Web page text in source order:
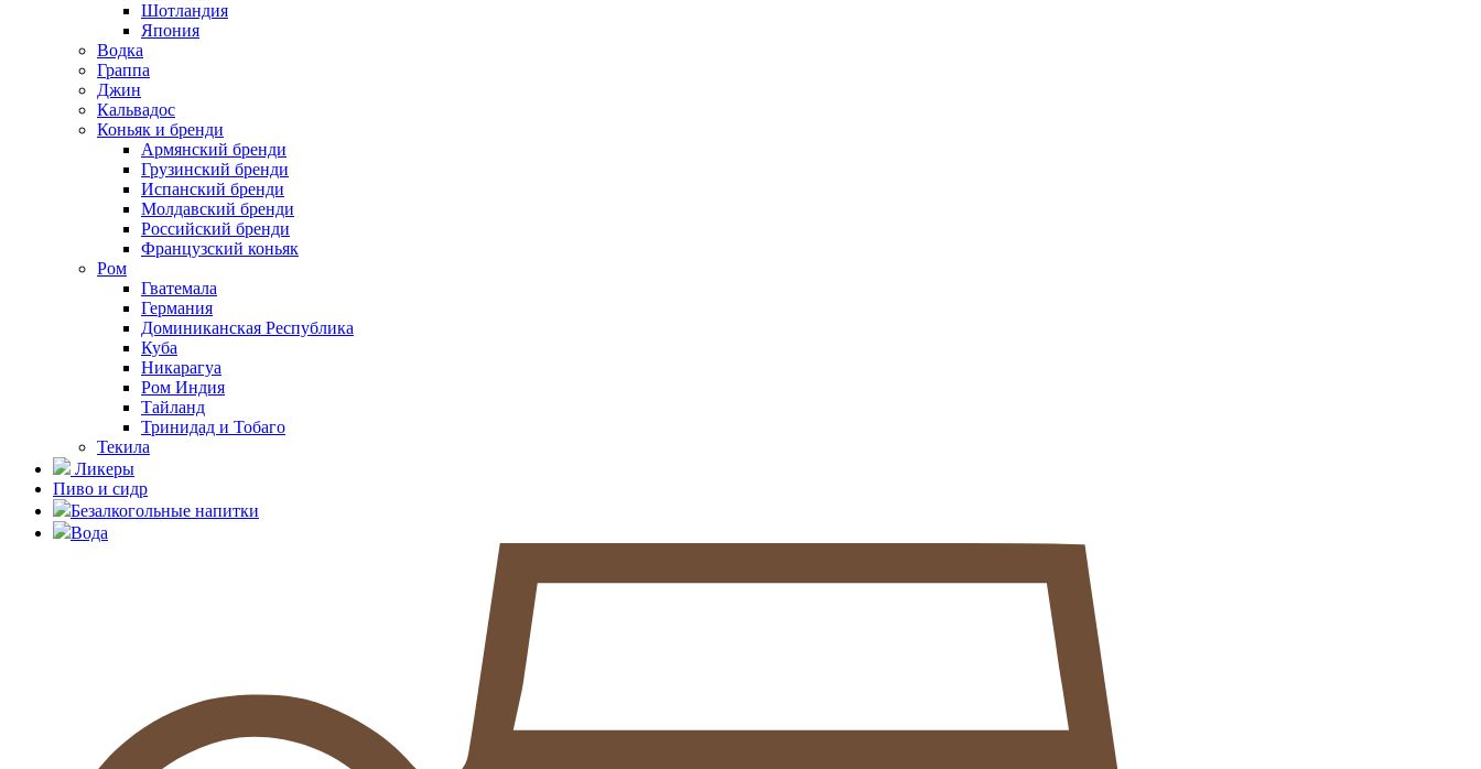
Шотландия
Япония
Водка
Граппа
Джин
Кальвадос
Коньяк и бренди
Армянский бренди
Грузинский бренди
Испанский бренди
Молдавский бренди
Российский бренди
Французский коньяк
Ром
Гватемала
Германия
Доминиканская Республика
Куба
Никарагуа
Ром Индия
Тайланд
Тринидад и Тобаго
Текила
Ликеры
Пиво и сидр
Безалкогольные напитки
Вода